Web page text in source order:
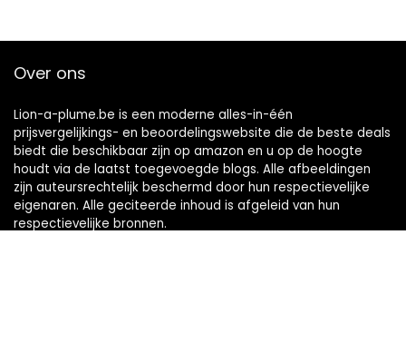
Over ons
Lion-a-plume.be is een moderne alles-in-één
prijsvergelijkings- en beoordelingswebsite die de beste deals
biedt die beschikbaar zijn op amazon en u op de hoogte
houdt via de laatst toegevoegde blogs. Alle afbeeldingen
zijn auteursrechtelijk beschermd door hun respectievelijke
eigenaren. Alle geciteerde inhoud is afgeleid van hun
respectievelijke bronnen.